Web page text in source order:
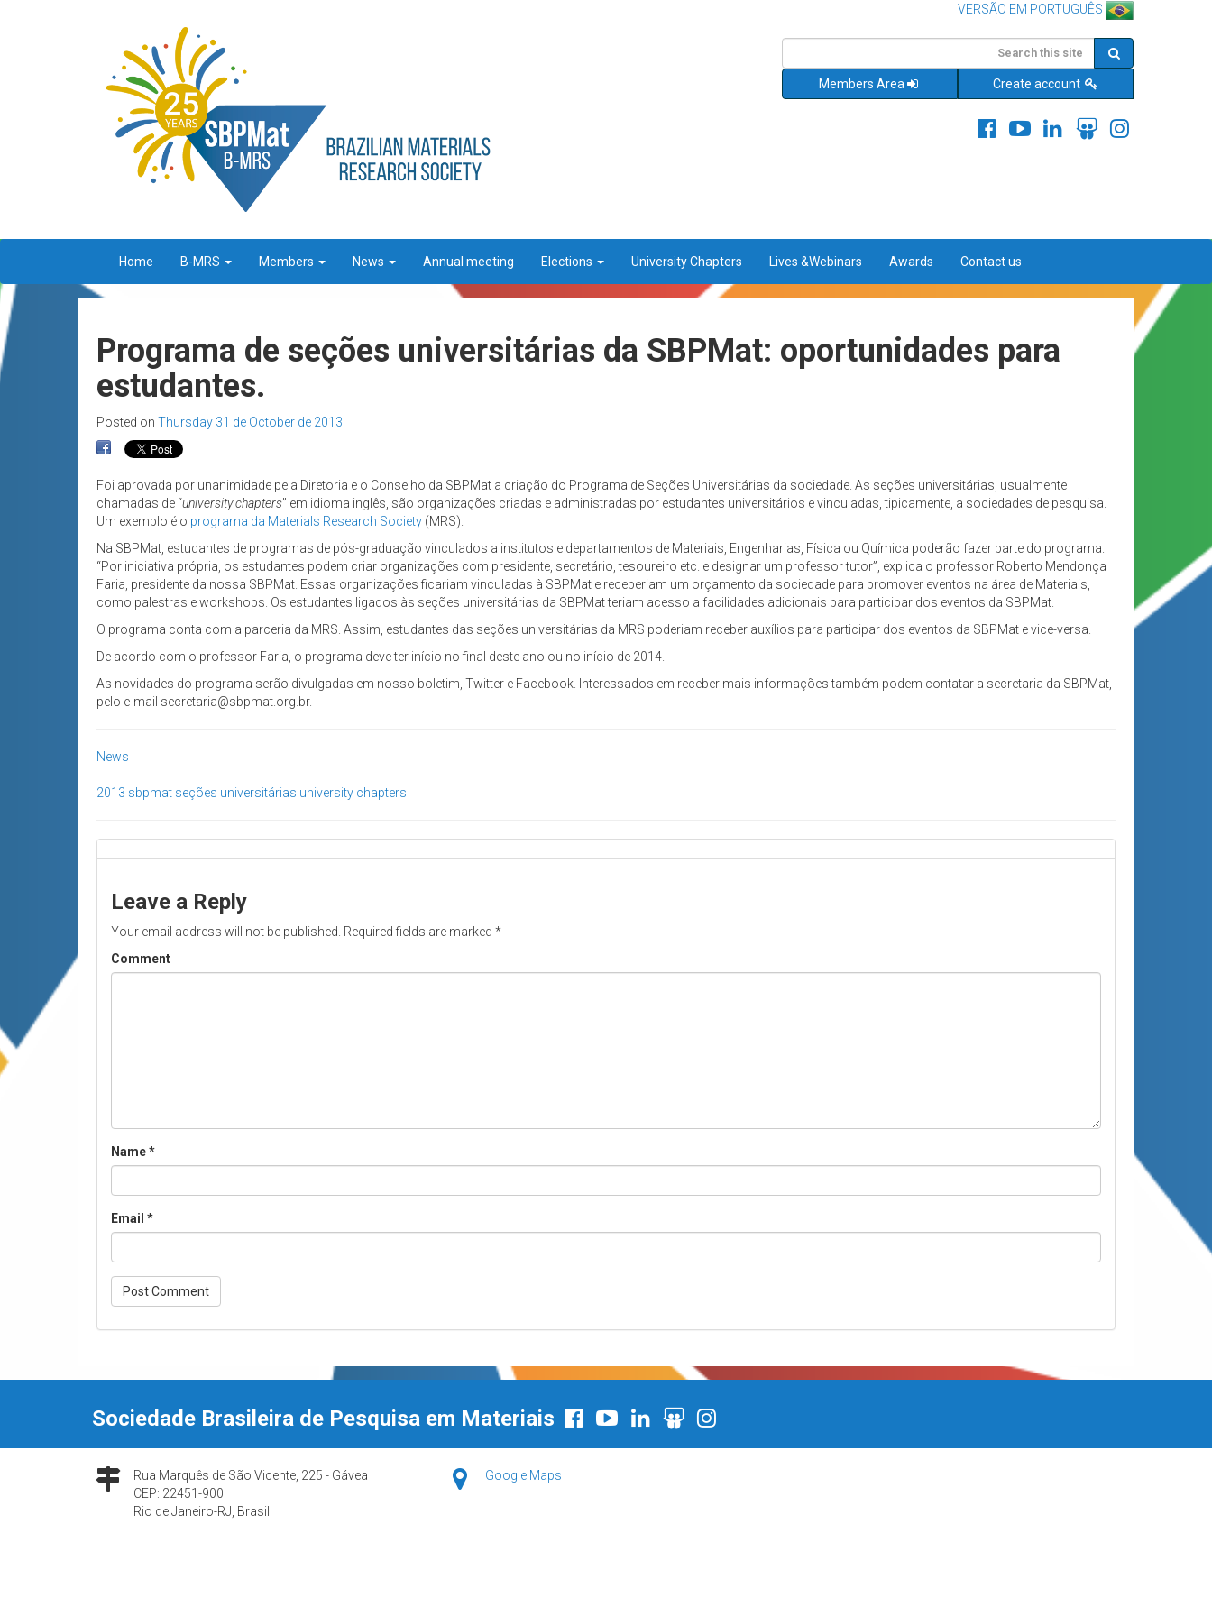
VERSÃO EM PORTUGUÊS
Members Area Create account
Home B-MRS Members News Annual meeting Elections University Chapters Lives &Webinars Awards Contact us
Programa de seções universitárias da SBPMat: oportunidades para
estudantes.
Posted on Thursday 31 de October de 2013
Foi aprovada por unanimidade pela Diretoria e o Conselho da SBPMat a criação do Programa de Seções Universitárias da sociedade. As seções universitárias, usualmente
chamadas de “university chapters” em idioma inglês, são organizações criadas e administradas por estudantes universitários e vinculadas, tipicamente, a sociedades de pesquisa.
Um exemplo é o programa da Materials Research Society (MRS).
Na SBPMat, estudantes de programas de pós-graduação vinculados a institutos e departamentos de Materiais, Engenharias, Física ou Química poderão fazer parte do programa.
“Por iniciativa própria, os estudantes podem criar organizações com presidente, secretário, tesoureiro etc. e designar um professor tutor”, explica o professor Roberto Mendonça
Faria, presidente da nossa SBPMat. Essas organizações ficariam vinculadas à SBPMat e receberiam um orçamento da sociedade para promover eventos na área de Materiais,
como palestras e workshops. Os estudantes ligados às seções universitárias da SBPMat teriam acesso a facilidades adicionais para participar dos eventos da SBPMat.
O programa conta com a parceria da MRS. Assim, estudantes das seções universitárias da MRS poderiam receber auxílios para participar dos eventos da SBPMat e vice-versa.
De acordo com o professor Faria, o programa deve ter início no final deste ano ou no início de 2014.
As novidades do programa serão divulgadas em nosso boletim, Twitter e Facebook. Interessados em receber mais informações também podem contatar a secretaria da SBPMat,
pelo e-mail secretaria@sbpmat.org.br.
News
2013 sbpmat seções universitárias university chapters
Leave a Reply
Your email address will not be published. Required fields are marked *
Comment
Name*
Email *
Sociedade Brasileira de Pesquisa em Materiais
Rua Marquês de São Vicente, 225 - Gávea
CEP: 22451-900
Rio de Janeiro-RJ, Brasil
Google Maps